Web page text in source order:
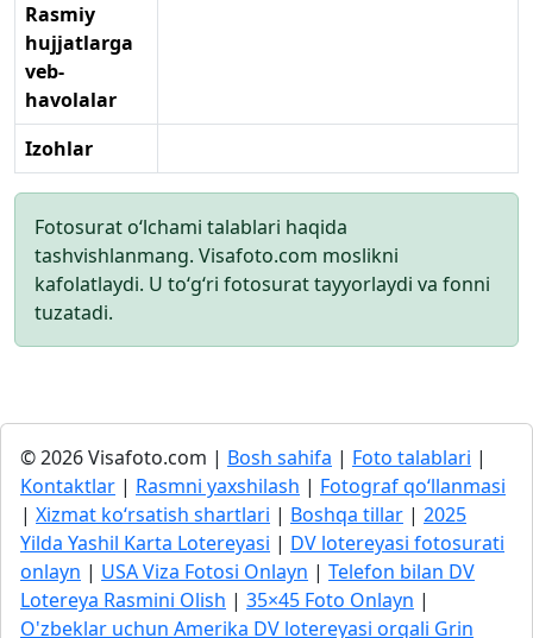
Rasmiy
hujjatlarga
veb-
havolalar
Izohlar
Fotosurat o‘lchami talablari haqida
tashvishlanmang. Visafoto.com moslikni
kafolatlaydi. U to‘g‘ri fotosurat tayyorlaydi va fonni
tuzatadi.
© 2026 Visafoto.com | Bosh sahifa | Foto talablari |
Kontaktlar | Rasmni yaxshilash | Fotograf qo‘llanmasi
| Xizmat ko‘rsatish shartlari | Boshqa tillar | 2025
Yilda Yashil Karta Lotereyasi | DV lotereyasi fotosurati
onlayn | USA Viza Fotosi Onlayn | Telefon bilan DV
Lotereya Rasmini Olish | 35×45 Foto Onlayn |
O'zbeklar uchun Amerika DV lotereyasi orqali Grin